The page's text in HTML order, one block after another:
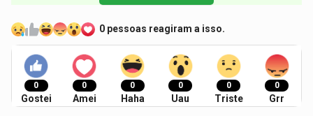
0 pessoas reagiram a isso.
0
Gostei
0
Amei
0
Haha
0
Uau
0
Triste
0
Grr